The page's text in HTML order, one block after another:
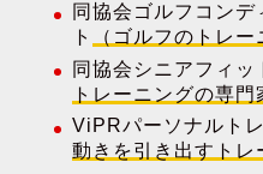
同協会ゴルフコン
ト
（ゴルフのトレー
同協会シニアフィッ
トレーニングの専門
ViPRパーソナルト
動きを引き出すトレ